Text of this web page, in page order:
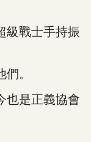
戰士手持振
。
是正義協會